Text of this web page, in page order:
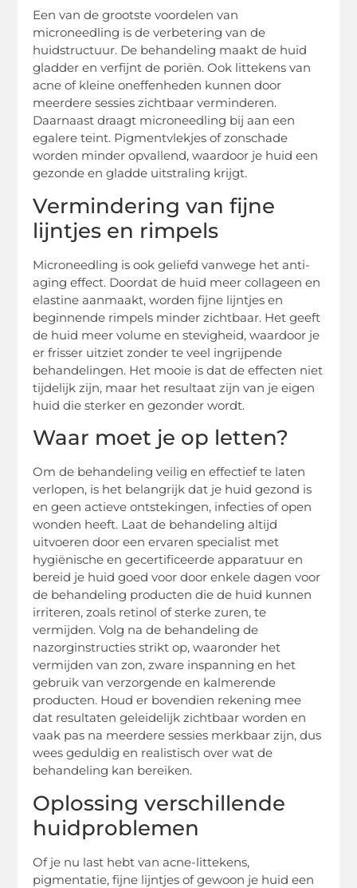
Een van de grootste voordelen van
microneedling is de verbetering van de
huidstructuur. De behandeling maakt de huid
gladder en verfijnt de poriën. Ook littekens van
acne of kleine oneffenheden kunnen door
meerdere sessies zichtbaar verminderen.
Daarnaast draagt microneedling bij aan een
egalere teint. Pigmentvlekjes of zonschade
worden minder opvallend, waardoor je huid een
gezonde en gladde uitstraling krijgt.
Vermindering van fijne
lijntjes en rimpels
Microneedling is ook geliefd vanwege het anti-
aging effect. Doordat de huid meer collageen en
elastine aanmaakt, worden fijne lijntjes en
beginnende rimpels minder zichtbaar. Het geeft
de huid meer volume en stevigheid, waardoor je
er frisser uitziet zonder te veel ingrijpende
behandelingen. Het mooie is dat de effecten niet
tijdelijk zijn, maar het resultaat zijn van je eigen
huid die sterker en gezonder wordt.
Waar moet je op letten?
Om de behandeling veilig en effectief te laten
verlopen, is het belangrijk dat je huid gezond is
en geen actieve ontstekingen, infecties of open
wonden heeft. Laat de behandeling altijd
uitvoeren door een ervaren specialist met
hygiënische en gecertificeerde apparatuur en
bereid je huid goed voor door enkele dagen voor
de behandeling producten die de huid kunnen
irriteren, zoals retinol of sterke zuren, te
vermijden. Volg na de behandeling de
nazorginstructies strikt op, waaronder het
vermijden van zon, zware inspanning en het
gebruik van verzorgende en kalmerende
producten. Houd er bovendien rekening mee
dat resultaten geleidelijk zichtbaar worden en
vaak pas na meerdere sessies merkbaar zijn, dus
wees geduldig en realistisch over wat de
behandeling kan bereiken.
Oplossing verschillende
huidproblemen
Of je nu last hebt van acne-littekens,
pigmentatie, fijne lijntjes of gewoon je huid een